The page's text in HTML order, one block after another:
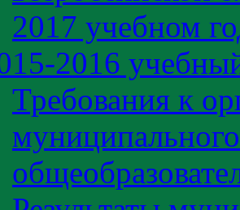
2017 учебном
2016
Требования к